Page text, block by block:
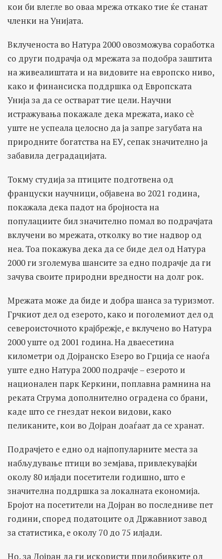
кои би влегле во оваа мрежа откако тие ќе станат
членки на Унијата.
Вклученоста во Натура 2000 овозможува соработка
со други подрачја од мрежата за подобра заштита
на живеалиштата и на видовите на европско ниво,
како и финансиска поддршка од Европската
Унија за да се остварат тие цели. Научни
истражувања покажале дека мрежата, иако сè
уште не успеала целосно да ја запре загубата на
природните богатства на ЕУ, сепак значително ја
забавила деградацијата.
Токму студија за птиците подготвена од
француски научници, објавена во 2021 година,
покажала дека падот на бројноста на
популациите бил значително помал во подрачјата
вклучени во мрежата, отколку во тие надвор од
неа. Тоа покажува дека да се биде дел од Натура
2000 ги зголемува шансите за едно подрачје да ги
зачува своите природни вредности на долг рок.
Мрежата може да биде и добра шанса за туризмот.
Грчкиот дел од езерото, како и поголемиот дел од
североисточното крајбрежје, е вклучено во Натура
2000 уште од 2001 година. На дваесетина
километри од Дојранско Езеро во Грција се наоѓа
уште едно Натура 2000 подрачје – езерото и
национален парк Керкини, поплавна рамнина на
реката Струма дополнително оградена со брани,
каде што се гнездат некои видови, како
пеликаните, кои во Дојран доаѓаат да се хранат.
Подрачјето е едно од најпопуларните места за
набљудување птици во земјава, привлекувајќи
околу 80 илјади посетители годишно, што е
значителна поддршка за локалната економија.
Бројот на посетители на Дојран во последниве пет
години, според податоците од Државниот завод
за статистика, е околу 70 до 75 илјади.
Но, за Дојран да ги искористи придобивките од